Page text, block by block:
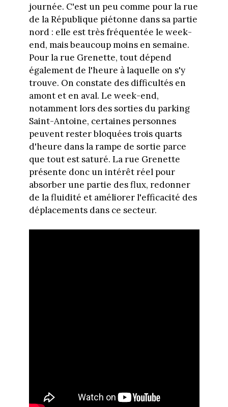
journée. C'est un peu comme pour la rue
de la République piétonne dans sa partie
nord : elle est très fréquentée le week-
end, mais beaucoup moins en semaine.
Pour la rue Grenette, tout dépend
également de l'heure à laquelle on s'y
trouve. On constate des difficultés en
amont et en aval. Le week-end,
notamment lors des sorties du parking
Saint-Antoine, certaines personnes
peuvent rester bloquées trois quarts
d'heure dans la rampe de sortie parce
que tout est saturé. La rue Grenette
présente donc un intérêt réel pour
absorber une partie des flux, redonner
de la fluidité et améliorer l'efficacité des
déplacements dans ce secteur.